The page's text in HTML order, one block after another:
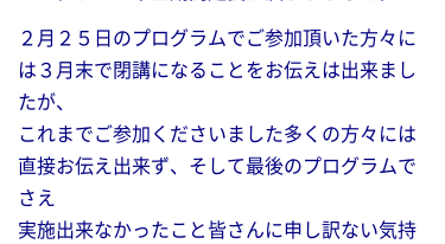
２月２５日のプログラムでご参加頂いた方々に
は３月末で閉講になることをお伝えは出来まし
たが、
これまでご参加くださいました多くの方々には
直接お伝え出来ず、そして最後のプログラムで
さえ
実施出来なかったこと皆さんに申し訳ない気持